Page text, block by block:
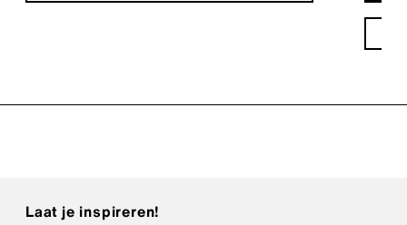
Laat je inspireren!